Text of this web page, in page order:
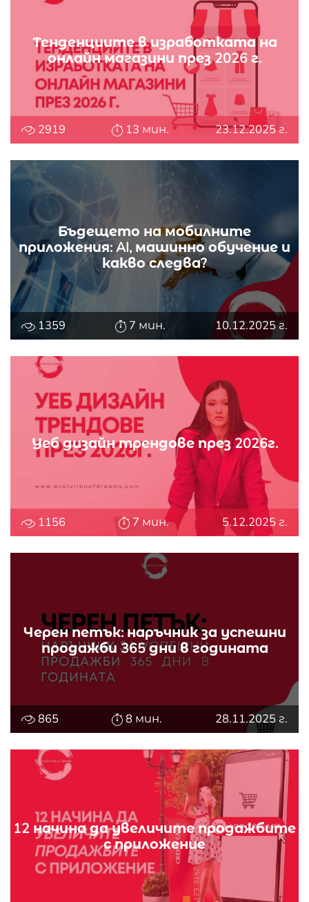
Тенденциите в изработката на
онлайн магазини през 2026 г.
2919 13 мин. 23.12.2025 г.
Бъдещето на мобилните
приложения: AI, машинно обучение и
какво следва?
1359 7 мин. 10.12.2025 г.
Уеб дизайн трендове през 2026г.
1156 7 мин. 5.12.2025 г.
Черен петък: наръчник за успешни
продажби 365 дни в годината
865 8 мин. 28.11.2025 г.
12 начина да увеличите продажбите
с приложение